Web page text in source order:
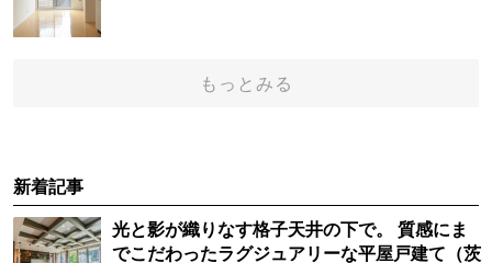
もっとみる
新着記事
光と影が織りなす格子天井の下で。 質感にま
でこだわったラグジュアリーな平屋戸建て（茨